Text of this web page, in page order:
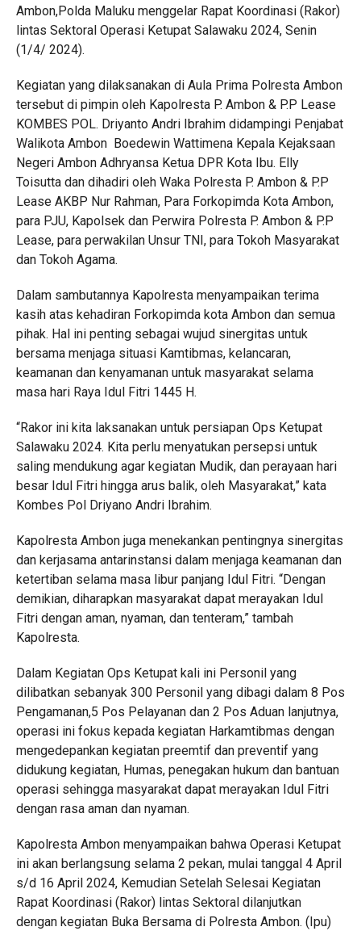
Ambon,Polda Maluku menggelar Rapat Koordinasi (Rakor)
lintas Sektoral Operasi Ketupat Salawaku 2024, Senin
(1/4/ 2024).
Kegiatan yang dilaksanakan di Aula Prima Polresta Ambon
tersebut di pimpin oleh Kapolresta P. Ambon & P.P Lease
KOMBES POL. Driyanto Andri Ibrahim didampingi Penjabat
Walikota Ambon Boedewin Wattimena Kepala Kejaksaan
Negeri Ambon Adhryansa Ketua DPR Kota Ibu. Elly
Toisutta dan dihadiri oleh Waka Polresta P. Ambon & P.P
Lease AKBP Nur Rahman, Para Forkopimda Kota Ambon,
para PJU, Kapolsek dan Perwira Polresta P. Ambon & P.P
Lease, para perwakilan Unsur TNI, para Tokoh Masyarakat
dan Tokoh Agama.
Dalam sambutannya Kapolresta menyampaikan terima
kasih atas kehadiran Forkopimda kota Ambon dan semua
pihak. Hal ini penting sebagai wujud sinergitas untuk
bersama menjaga situasi Kamtibmas, kelancaran,
keamanan dan kenyamanan untuk masyarakat selama
masa hari Raya Idul Fitri 1445 H.
“Rakor ini kita laksanakan untuk persiapan Ops Ketupat
Salawaku 2024. Kita perlu menyatukan persepsi untuk
saling mendukung agar kegiatan Mudik, dan perayaan hari
besar Idul Fitri hingga arus balik, oleh Masyarakat,” kata
Kombes Pol Driyano Andri Ibrahim.
Kapolresta Ambon juga menekankan pentingnya sinergitas
dan kerjasama antarinstansi dalam menjaga keamanan dan
ketertiban selama masa libur panjang Idul Fitri. “Dengan
demikian, diharapkan masyarakat dapat merayakan Idul
Fitri dengan aman, nyaman, dan tenteram,” tambah
Kapolresta.
Dalam Kegiatan Ops Ketupat kali ini Personil yang
dilibatkan sebanyak 300 Personil yang dibagi dalam 8 Pos
Pengamanan,5 Pos Pelayanan dan 2 Pos Aduan lanjutnya,
operasi ini fokus kepada kegiatan Harkamtibmas dengan
mengedepankan kegiatan preemtif dan preventif yang
didukung kegiatan, Humas, penegakan hukum dan bantuan
operasi sehingga masyarakat dapat merayakan Idul Fitri
dengan rasa aman dan nyaman.
Kapolresta Ambon menyampaikan bahwa Operasi Ketupat
ini akan berlangsung selama 2 pekan, mulai tanggal 4 April
s/d 16 April 2024, Kemudian Setelah Selesai Kegiatan
Rapat Koordinasi (Rakor) lintas Sektoral dilanjutkan
dengan kegiatan Buka Bersama di Polresta Ambon. (Ipu)